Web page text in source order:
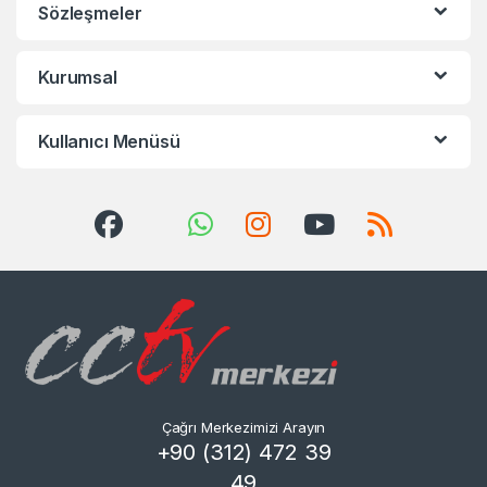
Sözleşmeler
Kurumsal
Kullanıcı Menüsü
Çağrı Merkezimizi Arayın
+90 (312) 472 39